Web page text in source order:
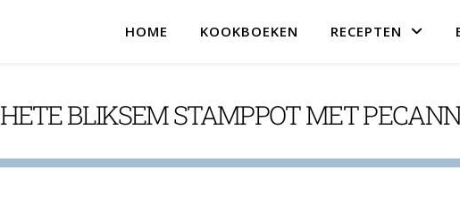
HOME KOOKBOEKEN RECEPTEN
HETE BLIKSEM STAMPPOT MET